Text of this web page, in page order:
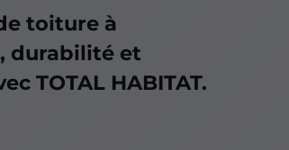
toiture à
durabilité et
TOTAL HABITAT.